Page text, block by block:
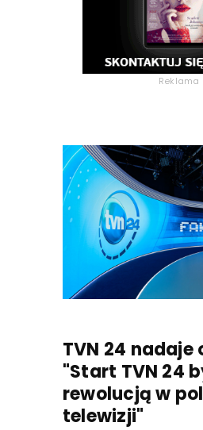
Reklama
TVN 24 nadaje
"Start TVN 24
rewolucją w
telewizji"